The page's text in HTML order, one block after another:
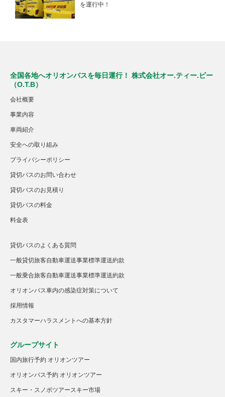
を運行中！
全国各地へオリオンバスを毎日運行！ 株式会社オー.ティー.ビー
（O.T.B）
会社概要
事業内容
車両紹介
安全への取り組み
プライバシーポリシー
貸切バスのお問い合わせ
貸切バスのお見積り
貸切バスの料金
料金表
貸切バスのよくある質問
一般貸切旅客自動車運送事業標準運送約款
一般乗合旅客自動車運送事業標準運送約款
オリオンバス車内の感染症対策について
採用情報
カスタマーハラスメントへの基本方針
グループサイト
国内旅行予約 オリオンツアー
オリオンバス予約 オリオンツアー
スキー・スノボツアースキー市場